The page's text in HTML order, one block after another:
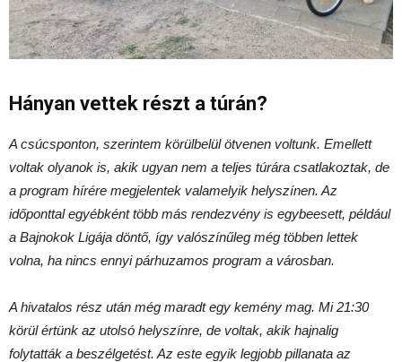
Hányan vettek részt a túrán?
A csúcsponton, szerintem körülbelül ötvenen voltunk. Emellett
voltak olyanok is, akik ugyan nem a teljes túrára csatlakoztak, de
a program hírére megjelentek valamelyik helyszínen. Az
időponttal egyébként több más rendezvény is egybeesett, például
a Bajnokok Ligája döntő, így valószínűleg még többen lettek
volna, ha nincs ennyi párhuzamos program a városban.
A hivatalos rész után még maradt egy kemény mag. Mi 21:30
körül értünk az utolsó helyszínre, de voltak, akik hajnalig
folytatták a beszélgetést. Az este egyik legjobb pillanata az